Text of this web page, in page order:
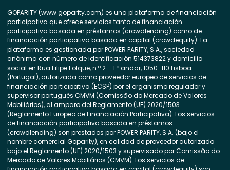
GOPARITY (www.goparity.com) es una plataforma de financiación
participativa que ofrece servicios tanto de financiación
participativa basada en préstamos (crowdlending) como de
financiación participativa basada en capital (crowdequity). La
plataforma es gestionada por POWER PARITY, S.A., sociedad
anónima con número de identificación 514373822 y domicilio
social en Rua Filipe Folque, n.º 2 – 1.º andar, 1050-110 Lisboa
(Portugal), autorizada como proveedor europeo de servicios de
financiación participativa (ECSP) por el organismo regulador y
supervisor portugués CMVM (Comissão do Mercado de Valores
Mobiliários), al amparo del Reglamento (UE) 2020/1503
(Reglamento Europeo de Financiación Participativa). Los servicios
de financiación participativa basada en préstamos
(crowdlending) son prestados por POWER PARITY, S.A. (bajo el
nombre comercial Goparity), en calidad de proveedor autorizado
bajo el Reglamento (UE) 2020/1503 y supervisado por Comissão do
Mercado de Valores Mobiliários (CMVM). Los servicios de